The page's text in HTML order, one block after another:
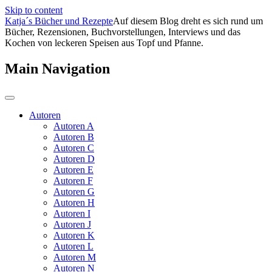
Skip to content
Katja´s Bücher und RezepteAuf diesem Blog dreht es sich rund um
Bücher, Rezensionen, Buchvorstellungen, Interviews und das
Kochen von leckeren Speisen aus Topf und Pfanne.
Main Navigation
Autoren
Autoren A
Autoren B
Autoren C
Autoren D
Autoren E
Autoren F
Autoren G
Autoren H
Autoren I
Autoren J
Autoren K
Autoren L
Autoren M
Autoren N